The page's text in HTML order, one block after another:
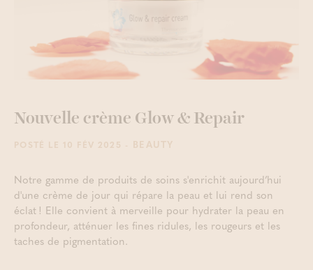
Nouvelle crème Glow & Repair
POSTÉ LE 10 FÉV 2025 - BEAUTY
Notre gamme de produits de soins s'enrichit aujourd’hui
d'une crème de jour qui répare la peau et lui rend son
éclat ! Elle convient à merveille pour hydrater la peau en
profondeur, atténuer les fines ridules, les rougeurs et les
taches de pigmentation.